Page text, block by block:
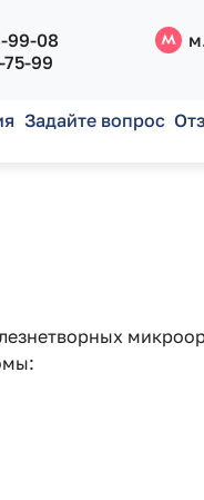
99-08
75-99
Задайте вопрос